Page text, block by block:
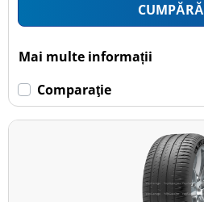
CUMPĂRĂ
Mai multe informații
Comparaţie